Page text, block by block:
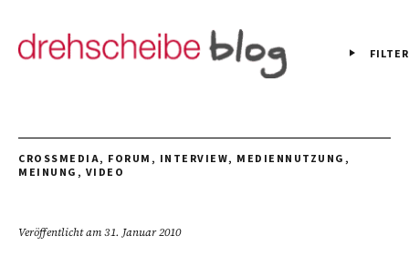
FILTER
CROSSMEDIA, FORUM, INTERVIEW, MEDIENNUTZUNG,
MEINUNG, VIDEO
Veröffentlicht am31. Januar 2010